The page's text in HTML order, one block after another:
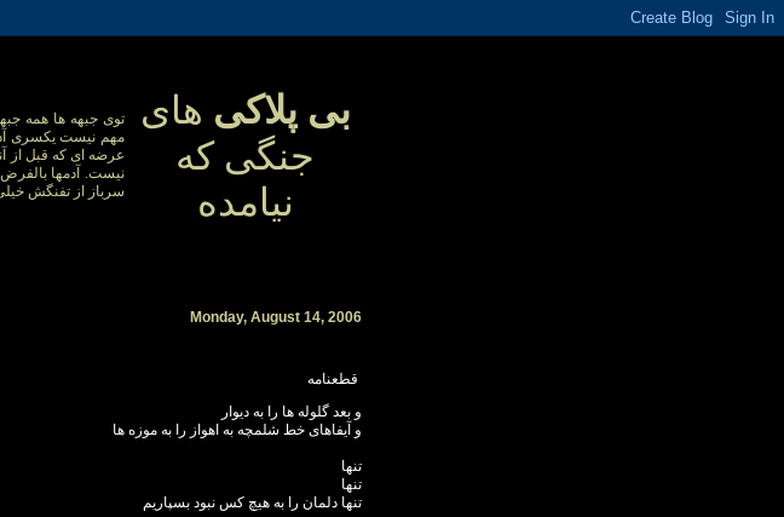
بی پلاکی های
جنگی که
نیامده
توی جبهه ها همه
مهم نیست یکسری
عرضه ای که قبل از
نیست. آدمها بالفرض
سرباز از تفنگش
Monday, August 14, 2006
قطعنامه
و بعد گلوله ها را به ديوار
و آيفاهای خط شلمچه به اهواز را به موزه ها
تنها
تنها
تنها دلمان را به هيچ کس نبود بسپاريم